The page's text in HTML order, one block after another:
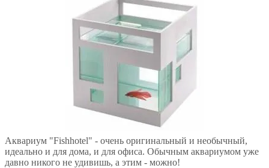
Аквариум "Fishhotel" - очень оригинальный и необычный,
идеально и для дома, и для офиса. Обычным аквариумом уже
давно никого не удивишь, а этим - можно!